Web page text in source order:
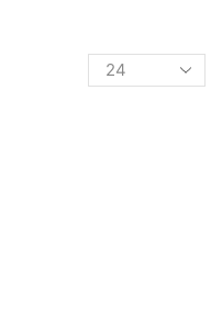
Products
per